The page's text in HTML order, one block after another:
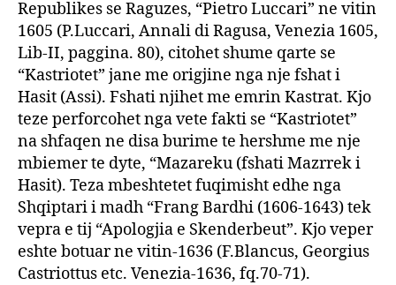
Republikes se Raguzes, “Pietro Luccari” ne vitin
1605 (P.Luccari, Annali di Ragusa, Venezia 1605,
Lib-II, paggina. 80), citohet shume qarte se
“Kastriotet” jane me origjine nga nje fshat i
Hasit (Assi). Fshati njihet me emrin Kastrat. Kjo
teze perforcohet nga vete fakti se “Kastriotet”
na shfaqen ne disa burime te hershme me nje
mbiemer te dyte, “Mazareku (fshati Mazrrek i
Hasit). Teza mbeshtetet fuqimisht edhe nga
Shqiptari i madh “Frang Bardhi (1606-1643) tek
vepra e tij “Apologjia e Skenderbeut”. Kjo veper
eshte botuar ne vitin-1636 (F.Blancus, Georgius
Castriottus etc. Venezia-1636, fq.70-71).